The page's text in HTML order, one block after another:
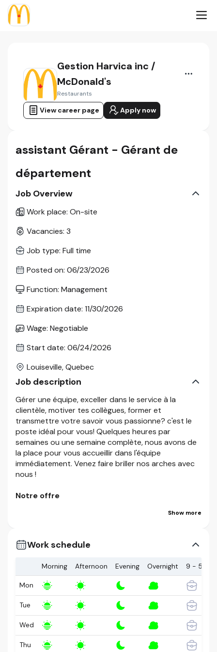
Gestion Harvica inc /
McDonald's
Restaurants
View career page Apply now
assistant Gérant - Gérant de
département
Job Overview
Work place: On-site
Vacancies: 3
Job type: Full time
Posted on: 06/23/2026
Function: Management
Expiration date: 11/30/2026
Wage: Negotiable
Start date: 06/24/2026
Louiseville, Quebec
Job description
Gérer une équipe, exceller dans le service à la
clientèle, motiver tes collègues, former et
transmettre votre savoir vous passionne? c'est le
poste idéal pour vous! Quelques heures par
semaines ou une semaine complète, nous avons de
la place pour vous accueillir dans l'équipe
immédiatement. Venez faire briller nos arches avec
nous !
Notre offre
En travaillant avec nous, vous aurez l’occasion de
souplesse d’horaire et d’évoluer au sein d’un
environnement de travail sécuritaire et inclusif.
Accès à des possibilités d’éducation et de
perfectionnement des compétences qui vous
font aller de l’avant
Un programme de récompenses complet qui
donne droit à des rabais, des primes de
rendement et des avantages particuliers
Des heures et des quarts de travail flexibles
Show more
Work schedule
Morning Afternoon Evening Overnight 9 - 5
Mon
Tue
Wed
Thu